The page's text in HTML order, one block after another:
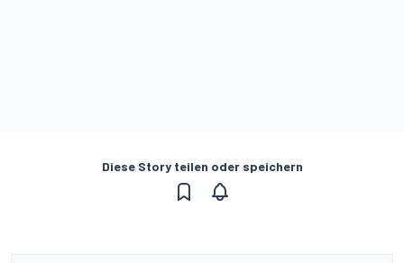
Diese Story teilen oder speichern